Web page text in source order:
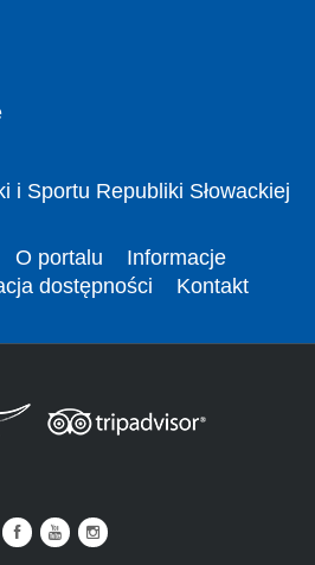
i Sportu Republiki Słowackiej
O portalu
Informacje
dostępności Kontakt